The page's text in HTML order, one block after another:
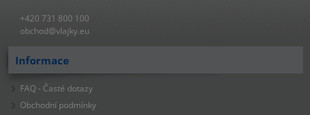
+420 731 800 100
obchod@vlajky.eu
Informace
FAQ - Časté dotazy
Obchodní podmínky